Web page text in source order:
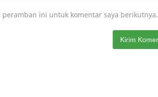
ini untuk komentar saya berikutnya.